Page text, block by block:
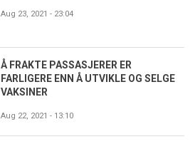
Aug 23, 2021 - 23:04
Å FRAKTE PASSASJERER ER
FARLIGERE ENN Å UTVIKLE OG SELGE
VAKSINER
Aug 22, 2021 - 13:10